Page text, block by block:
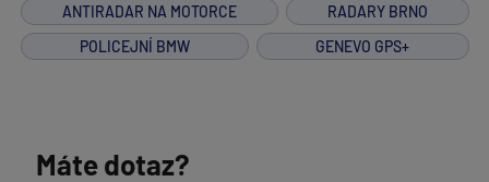
ANTIRADAR NA MOTORCE
RADARY BRNO
POLICEJNÍ BMW
GENEVO GPS+
Máte dotaz?